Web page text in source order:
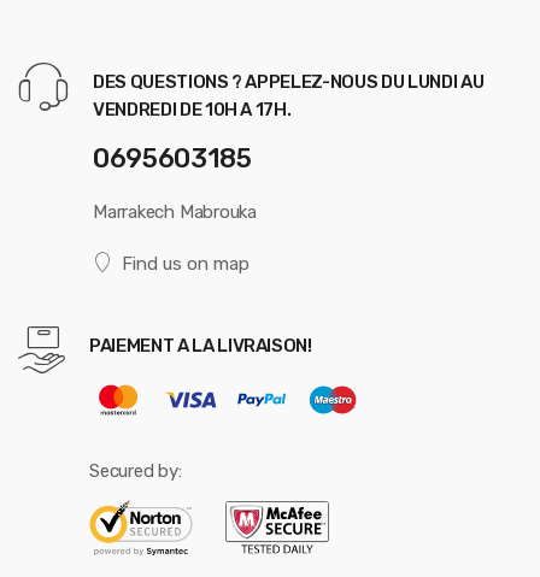
DES QUESTIONS ? APPELEZ-NOUS DU LUNDI AU
VENDREDI DE 10H A 17H.
0695603185
Marrakech Mabrouka
Find us on map
PAIEMENT A LA LIVRAISON!
Secured by: